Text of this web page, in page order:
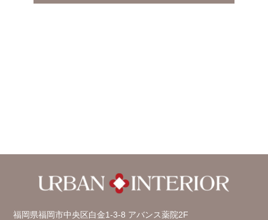
福岡県福岡市中央区白金1-3-8 アバンス薬院2F